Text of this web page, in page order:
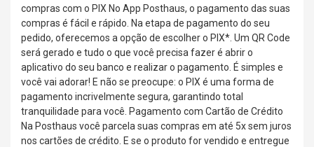
compras com o PIX No App Posthaus, o pagamento das suas
compras é fácil e rápido. Na etapa de pagamento do seu
pedido, oferecemos a opção de escolher o PIX*. Um QR Code
será gerado e tudo o que você precisa fazer é abrir o
aplicativo do seu banco e realizar o pagamento. É simples e
você vai adorar! E não se preocupe: o PIX é uma forma de
pagamento incrivelmente segura, garantindo total
tranquilidade para você. Pagamento com Cartão de Crédito
Na Posthaus você parcela suas compras em até 5x sem juros
nos cartões de crédito.️ E se o produto for vendido e entregue